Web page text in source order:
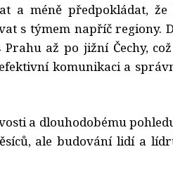
a méně předpokládat, že
s týmem napříč regiony.
až po jižní Čechy,
komunikaci a
a dlouhodobému
ale budování lidí a